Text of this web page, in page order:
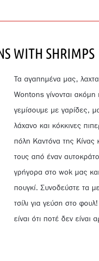
WITH SHRIMPS
Τα αγαπημένα μας,
Wontons γίνονται ακόμη
γεμίσουμε με γαρίδες,
λάχανο και κόκκινες
πόλη Καντόνα της Κίνας
τους από έναν
γρήγορα στο wok μας
πουγκί. Συνοδεύστε τα
τσίλι για γεύση στο
είναι ότι ποτέ δεν είναι